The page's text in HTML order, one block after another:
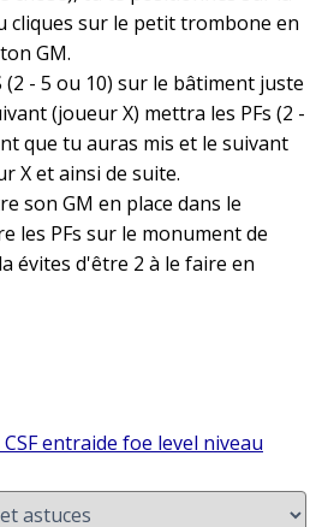
cliques sur le petit trombone en
GM.
(2 - 5 ou 10) sur le bâtiment juste
(joueur X) mettra les PFs (2 -
que tu auras mis et le suivant
X et ainsi de suite.
son GM en place dans le
les PFs sur le monument de
évites d'être 2 à le faire en
CSFentraide foe level niveau